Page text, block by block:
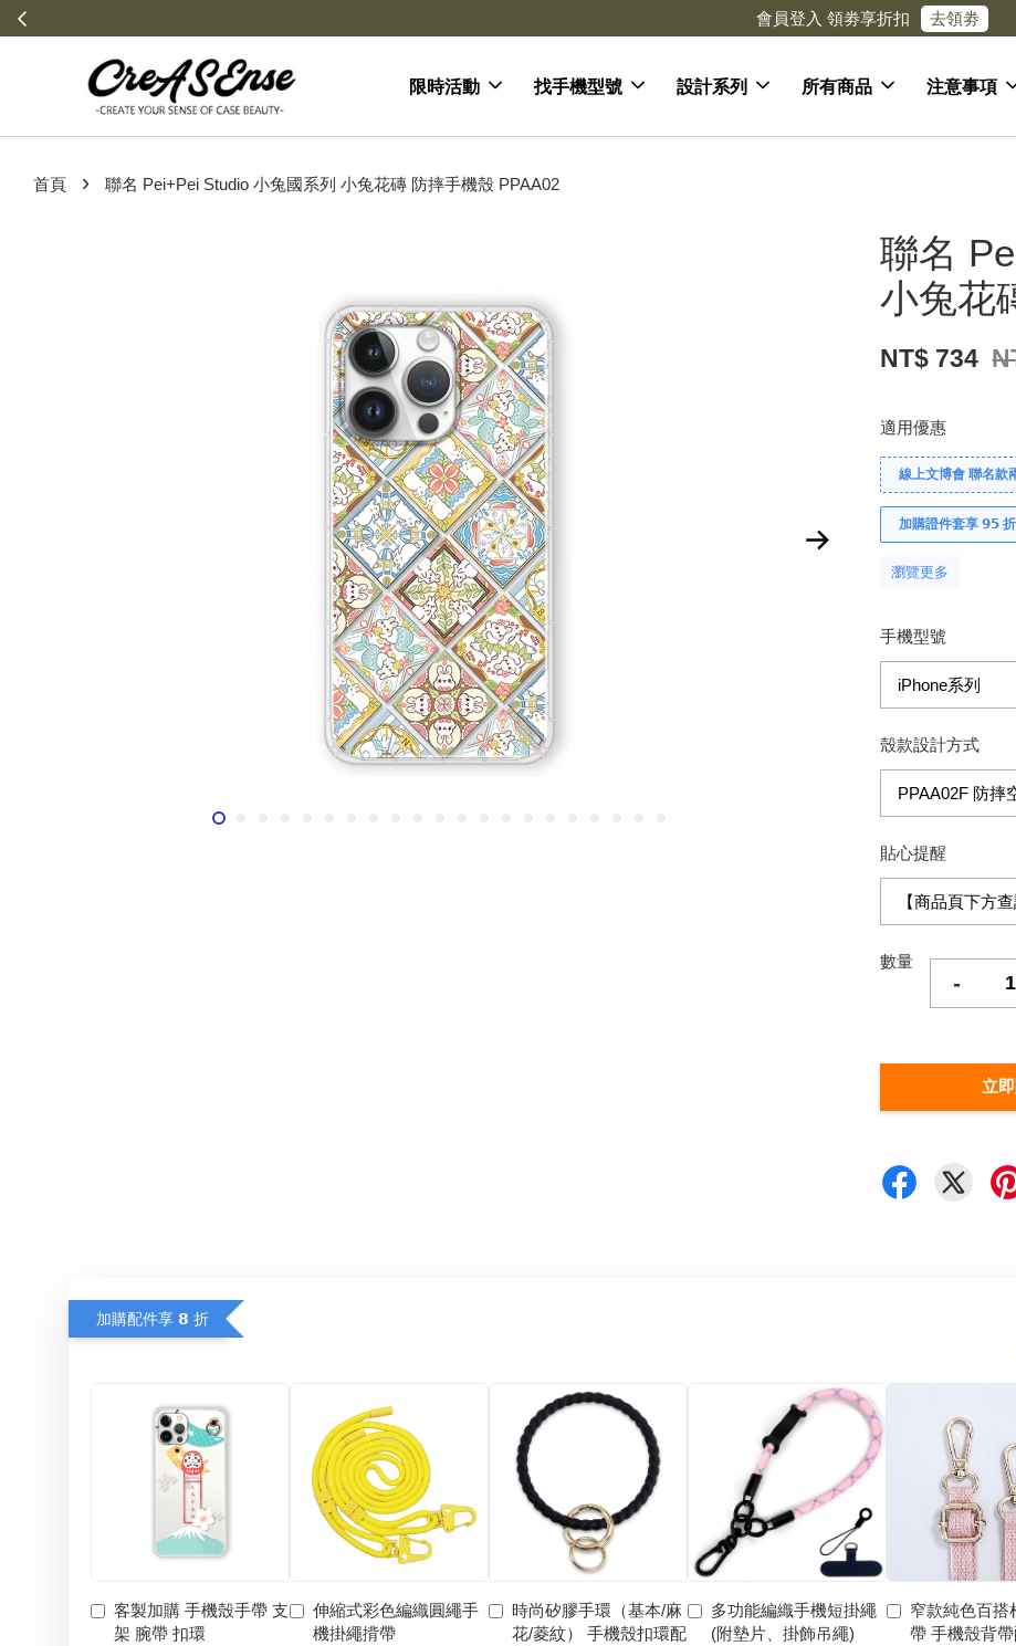
會員登入 領劵享折扣 去領劵
限時活動 找手機型號 設計系列 所有商品 注意事項
首頁 › 聯名 Pei+Pei Studio 小兔國系列 小兔花磚 防摔手機殼 PPAA02
聯名
小兔花
NT$ 734
適用優惠
線上文博會 聯名款
加購證件套享 𝟵𝟱 折
瀏覽更多
手機型號
殼款設計方式
貼心提醒
數量
-
立
加購配件享 𝟴 折
客製加購 手機殼手帶 支
架 腕帶 扣環
伸縮式彩色編織圓繩手
機掛繩揹帶
時尚矽膠手環（基本/麻
花/菱紋） 手機殼扣環配
多功能編織手機短掛繩
(附墊片、掛飾吊繩)
窄款純色百搭
帶 手機殼背